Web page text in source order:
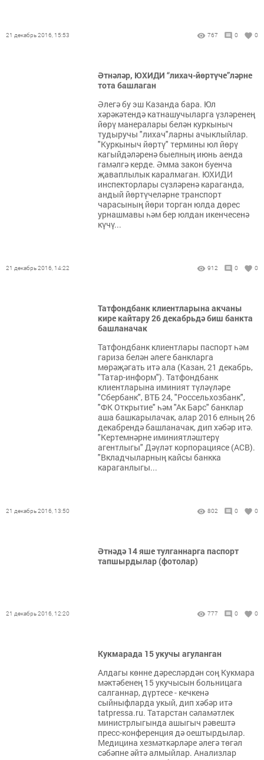
21 декабрь 2016, 15:53 767 0 0
Әтнәләр, ЮХИДИ “лихач-йөртүче”ләрне
тота башлаган
Әлегә бу эш Казанда бара. Юл
хәрәкәтендә катнашучыларга үзләренең
йөрү манералары белән куркыныч
тудыручы "лихач"ларны ачыклыйлар.
"Куркыныч йөртү" термины юл йөрү
кагыйдәләренә быелның июнь аенда
гамәлгә керде. Әмма закон буенча
җаваплылык каралмаган. ЮХИДИ
инспекторлары сүзләренә караганда,
андый йөртүчеләрне транспорт
чарасының йөри торган юлда дөрес
урнашмавы һәм бер юлдан икенчесенә
күчү...
21 декабрь 2016, 14:22 912 0 0
Татфондбанк клиентларына акчаны
кире кайтару 26 декабрьдә биш банкта
башланачак
Татфондбанк клиентлары паспорт һәм
гариза белән әлеге банкларга
мөрәҗәгать итә ала (Казан, 21 декабрь,
"Татар-информ"). Татфондбанк
клиентларына иминият түләүләре
"Сбербанк", ВТБ 24, "Россельхозбанк",
"ФК Открытие" һәм "Ак Барс" банклар
аша башкарылачак, алар 2016 елның 26
декабрендә башланачак, дип хәбәр итә.
"Кертемнәрне иминиятләштерү
агентлыгы" Дәүләт корпорациясе (АСВ).
"Вкладчыларның кайсы банкка
караганлыгы...
21 декабрь 2016, 13:50 802 0 0
Әтнәдә 14 яше тулганнарга паспорт
тапшырдылар (фотолар)
21 декабрь 2016, 12:20 777 0 0
Кукмарада 15 укучы агуланган
Алдагы көнне дәресләрдән соң Кукмара
мәктәбенең 15 укучысын больницага
салганнар, дүртесе - кечкенә
сыйныфларда укый, дип хәбәр итә
tatpressa.ru. Татарстан сәламәтлек
министрлыгында ашыгыч рәвештә
пресс-конференция дә оештырдылар.
Медицина хезмәткәрләре әлегә төгәл
сәбәпне әйтә алмыйлар. Анализлар